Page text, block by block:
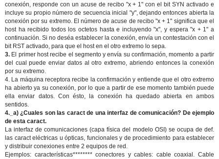
conexión, responde con un acuse de recibo "x + 1" con el bit SYN activado e
incluye su propio número de secuencia inicial "y", dejando entonces abierta la
conexión por su extremo. El número de acuse de recibo "x + 1" significa que el
host ha recibido todos los octetos hasta e incluyendo "x", y espera "x + 1" a
continuación. Si no deséa establecer la conexión, envía un contestación con el
bit RST activado, para que el host en el otro extremo lo sepa.
3. El primer host recibe el segmento y envía su confirmación, momento a partir
del cual puede enviar datos al otro extremo, abriendo entonces la conexión
por su extremo.
4. La máquina receptora recibe la confirmación y entiende que el otro extremo
ha abierto ya su conexión, por lo que a partir de ese momento también puede
ella enviar datos. Con ésto, la conexión ha quedado abierta en ambos
sentidos.
4._a) ¿Cuales son las caract de una interfaz de comunicación? De ejemplo
de esta caract.
La interfaz de comunicaciones (capa física del modelo OSI) se ocupa de def.
las caract eléctricas u ópticas, funcionales y de procedimiento para establecer
y distribuir conexiones entre 2 equipos de red.
Ejemplos: características******** conectores y cables: cable coaxial. Cable